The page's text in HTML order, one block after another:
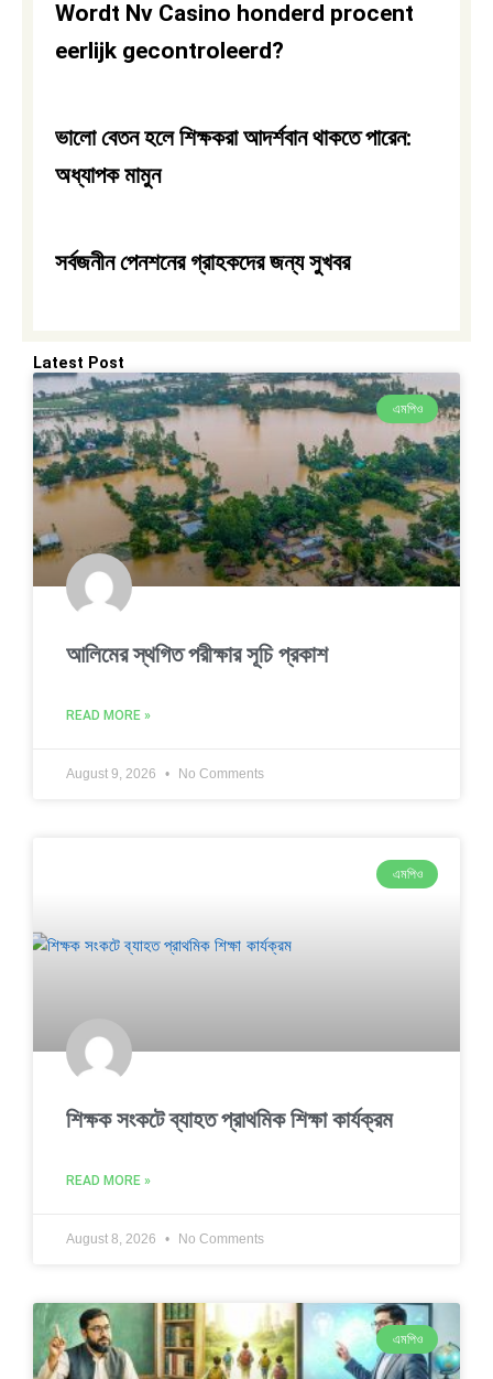
Wordt Nv Casino honderd procent
eerlijk gecontroleerd?
ভালো বেতন হলে শিক্ষকরা আদর্শবান থাকতে পারেন:
অধ্যাপক মামুন
সর্বজনীন পেনশনের গ্রাহকদের জন্য সুখবর
Latest Post
এমপিও
আলিমের স্থগিত পরীক্ষার সূচি প্রকাশ
READ MORE »
August 9, 2026 No Comments
এমপিও
শিক্ষক সংকটে ব্যাহত প্রাথমিক শিক্ষা কার্যক্রম
READ MORE »
August 8, 2026 No Comments
এমপিও